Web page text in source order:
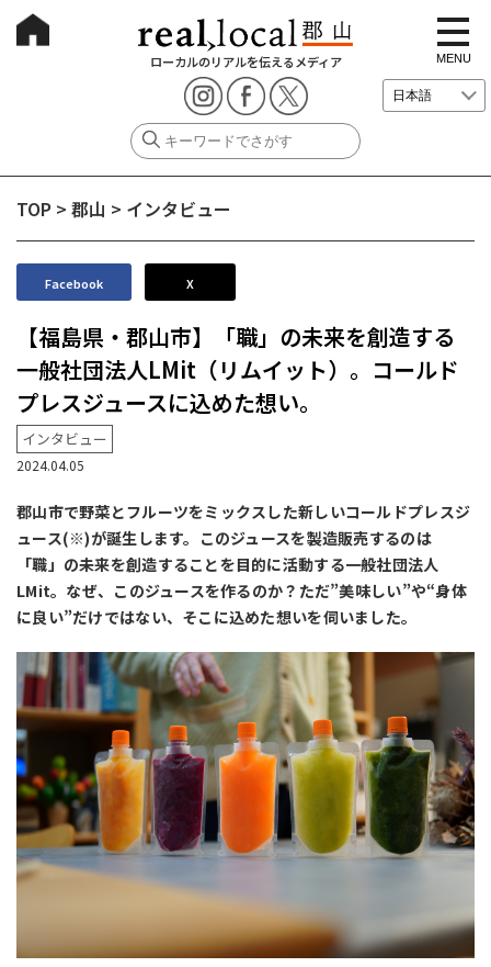
ローカルのリアルを伝えるメディア
t
o
g
g
e
i
i
MENU
TOP > 郡山 > インタビュー
Facebook X
【福島県・郡山市】「職」の未来を創造する
一般社団法人LMit（リムイット）。コールド
プレスジュースに込めた想い。
インタビュー
2024.04.05
郡山市で野菜とフルーツをミックスした新しいコールドプレスジ
ュース(※)が誕生します。このジュースを製造販売するのは
「職」の未来を創造することを目的に活動する一般社団法人
LMit。なぜ、このジュースを作るのか？ただ”美味しい”や“身体
に良い”だけではない、そこに込めた想いを伺いました。